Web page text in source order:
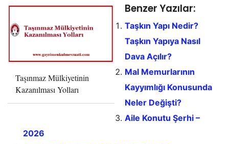
Taşınmaz Mülkiyetinin
Kazanılması Yolları
Benzer Yazılar:
Taşkın Yapı Nedir?
Taşkın Yapıya Nasıl
Dava Açılır?
Mal Memurlarının
Kayyımlığı Konusunda
Neler Değişti?
Aile Konutu Şerhi –
2026